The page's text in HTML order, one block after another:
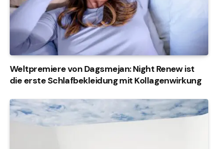
Weltpremiere von Dagsmejan: Night Renew ist
die erste Schlafbekleidung mit Kollagenwirkung